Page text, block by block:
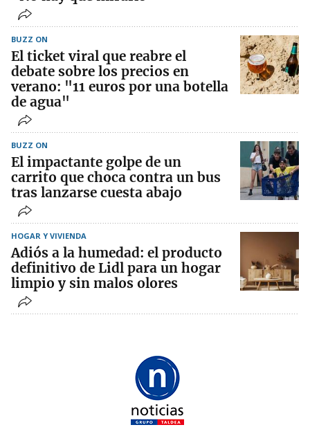
BUZZ ON
El ticket viral que reabre el
debate sobre los precios en
verano: "11 euros por una botella
de agua"
BUZZ ON
El impactante golpe de un
carrito que choca contra un bus
tras lanzarse cuesta abajo
HOGAR Y VIVIENDA
Adiós a la humedad: el producto
definitivo de Lidl para un hogar
limpio y sin malos olores